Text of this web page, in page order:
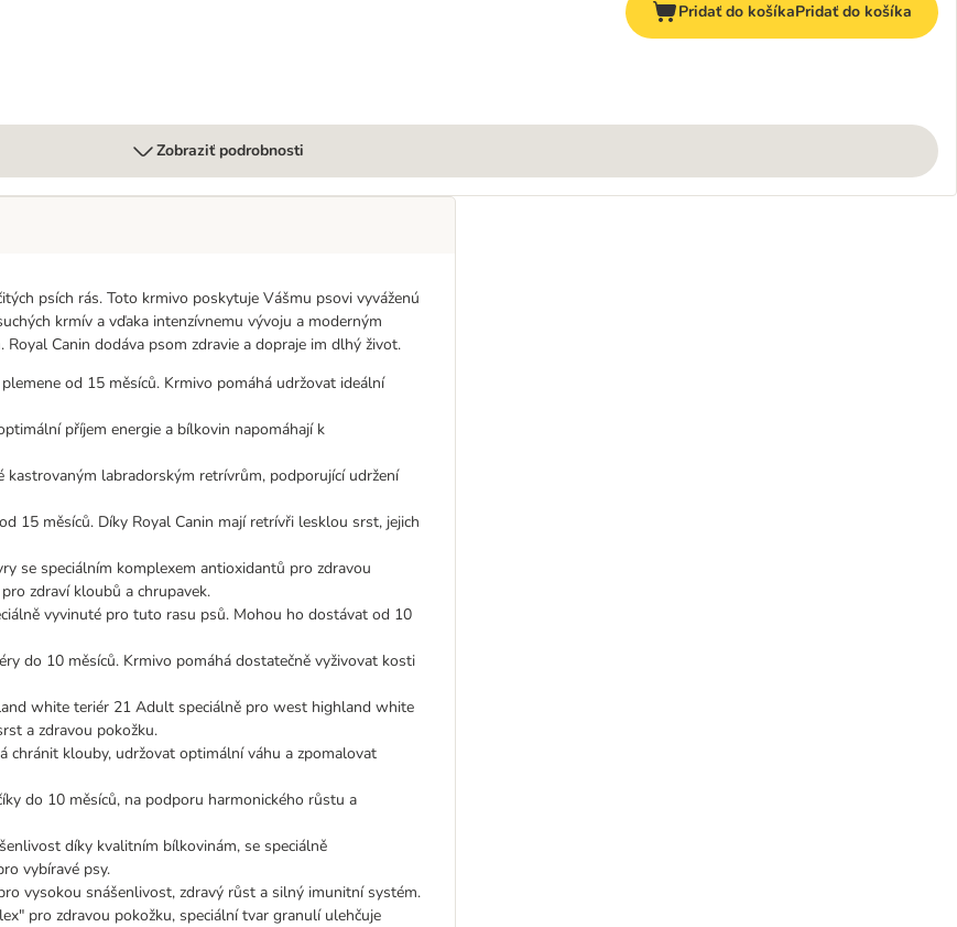
Pridať do košíkaPridať do košíka
Zobraziť podrobnosti
psích rás. Toto krmivo poskytuje Vášmu psovi vyváženú
krmív a vďaka intenzívnemu vývoju a moderným
Canin dodáva psom zdravie a dopraje im dlhý život.
od 15 měsíců. Krmivo pomáhá udržovat ideální
příjem energie a bílkovin napomáhají k
kastrovaným labradorským retrívrům, podporující udržení
15 měsíců. Díky Royal Canin mají retrívři lesklou srst, jejich
se speciálním komplexem antioxidantů pro zdravou
zdraví kloubů a chrupavek.
vyvinuté pro tuto rasu psů. Mohou ho dostávat od 10
do 10 měsíců. Krmivo pomáhá dostatečně vyživovat kosti
white teriér 21 Adult speciálně pro west highland white
a zdravou pokožku.
chránit klouby, udržovat optimální váhu a zpomalovat
do 10 měsíců, na podporu harmonického růstu a
díky kvalitním bílkovinám, se speciálně
vybíravé psy.
vysokou snášenlivost, zdravý růst a silný imunitní systém.
pro zdravou pokožku, speciální tvar granulí ulehčuje